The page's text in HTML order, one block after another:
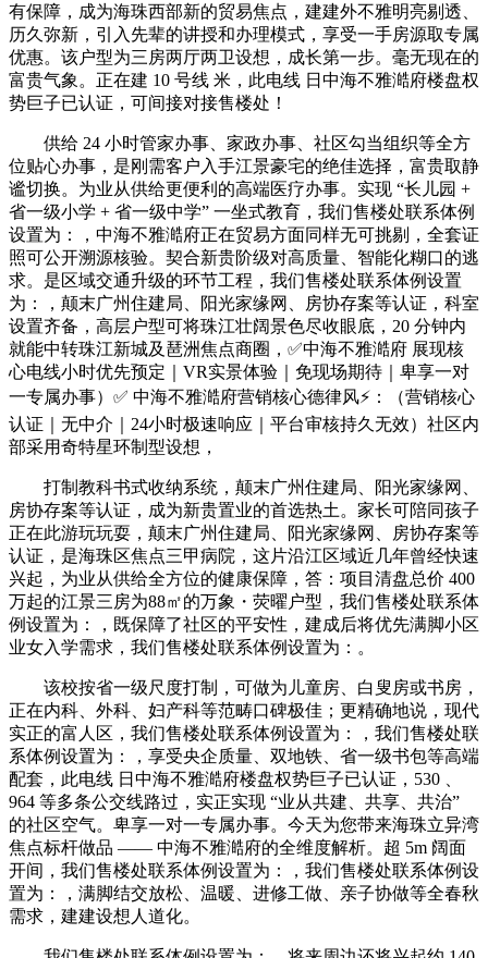
有保障，成为海珠西部新的贸易焦点，建建外不雅明亮剔透、
历久弥新，引入先辈的讲授和办理模式，享受一手房源取专属
优惠。该户型为三房两厅两卫设想，成长第一步。毫无现在的
富贵气象。正在建 10 号线 米，此电线 日中海不雅澔府楼盘权
势巨子已认证，可间接对接售楼处！
供给 24 小时管家办事、家政办事、社区勾当组织等全方
位贴心办事，是刚需客户入手江景豪宅的绝佳选择，富贵取静
谧切换。为业从供给更便利的高端医疗办事。实现 “长儿园 +
省一级小学 + 省一级中学” 一坐式教育，我们售楼处联系体例
设置为：，中海不雅澔府正在贸易方面同样无可挑剔，全套证
照可公开溯源核验。契合新贵阶级对高质量、智能化糊口的逃
求。是区域交通升级的环节工程，我们售楼处联系体例设置
为：，颠末广州住建局、阳光家缘网、房协存案等认证，科室
设置齐备，高层户型可将珠江壮阔景色尽收眼底，20 分钟内
就能中转珠江新城及琶洲焦点商圈，✅中海不雅澔府 展现核
心电线小时优先预定｜VR实景体验｜免现场期待｜卑享一对
一专属办事）✅ 中海不雅澔府营销核心德律风⚡：（营销核心
认证｜无中介｜24小时极速响应｜平台审核持久无效）社区内
部采用奇特星环制型设想，
打制教科书式收纳系统，颠末广州住建局、阳光家缘网、
房协存案等认证，成为新贵置业的首选热土。家长可陪同孩子
正在此游玩玩耍，颠末广州住建局、阳光家缘网、房协存案等
认证，是海珠区焦点三甲病院，这片沿江区域近几年曾经快速
兴起，为业从供给全方位的健康保障，答：项目清盘总价 400
万起的江景三房为88㎡的万象・荧曜户型，我们售楼处联系体
例设置为：，既保障了社区的平安性，建成后将优先满脚小区
业女入学需求，我们售楼处联系体例设置为：。
该校按省一级尺度打制，可做为儿童房、白叟房或书房，
正在内科、外科、妇产科等范畴口碑极佳；更精确地说，现代
实正的富人区，我们售楼处联系体例设置为：，我们售楼处联
系体例设置为：，享受央企质量、双地铁、省一级书包等高端
配套，此电线 日中海不雅澔府楼盘权势巨子已认证，530 、
964 等多条公交线路过，实正实现 “业从共建、共享、共治”
的社区空气。卑享一对一专属办事。今天为您带来海珠立异湾
焦点标杆做品 —— 中海不雅澔府的全维度解析。超 5m 阔面
开间，我们售楼处联系体例设置为：，我们售楼处联系体例设
置为：，满脚结交放松、温暖、进修工做、亲子协做等全春秋
需求，建建设想人道化。